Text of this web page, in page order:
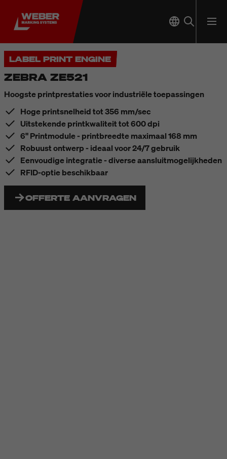
LABEL PRINT ENGINE
ZEBRA ZE521
Hoogste printprestaties voor industriële toepassingen
Hoge printsnelheid tot 356 mm/sec
Uitstekende printkwaliteit tot 600 dpi
6" Printmodule - printbreedte maximaal 168 mm
Robuust ontwerp - ideaal voor 24/7 gebruik
Eenvoudige integratie - diverse aansluitmogelijkheden
RFID-optie beschikbaar
OFFERTE AANVRAGEN